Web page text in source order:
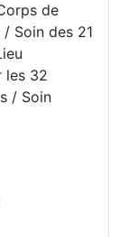
de
Soin des 21
les 32
/ Soin